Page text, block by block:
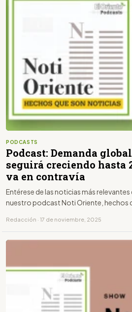
PODCASTS
Podcast: Demanda
seguirá creciendo hasta
va en contravía
Entérese de las noticias más
nuestro podcast Noti Oriente, hechos
Redacción · 17 de noviembre, 2025